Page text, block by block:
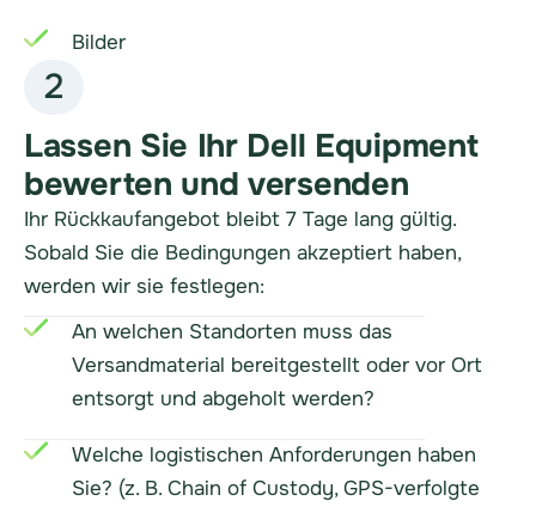
Bilder
2
Lassen Sie Ihr Dell Equipment
bewerten und versenden
Ihr Rückkaufangebot bleibt 7 Tage lang gültig.
Sobald Sie die Bedingungen akzeptiert haben,
werden wir sie festlegen:
An welchen Standorten muss das
Versandmaterial bereitgestellt oder vor Ort
entsorgt und abgeholt werden?
Welche logistischen Anforderungen haben
Sie? (z. B. Chain of Custody, GPS-verfolgte